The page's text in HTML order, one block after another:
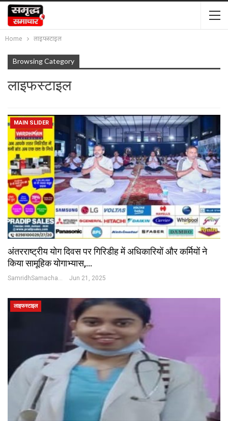
Home लाइफस्टाइल
Browsing Category
लाइफस्टाइल
MAIN SLIDER
अंतरराष्ट्रीय योग दिवस पर गिरिडीह में अधिकारियों और कर्मियों ने
किया सामूहिक योगाभ्यास,…
Jun 21, 2025
लाइफस्टाइल